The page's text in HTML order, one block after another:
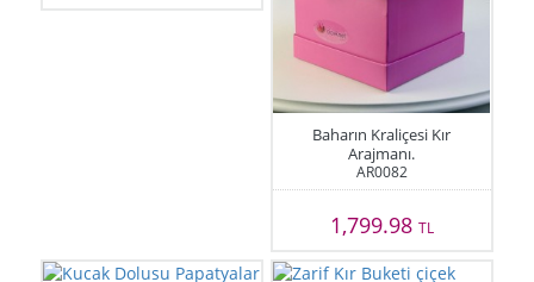
Baharın Kraliçesi Kır
Arajmanı.
AR0082
1,799.98 TL